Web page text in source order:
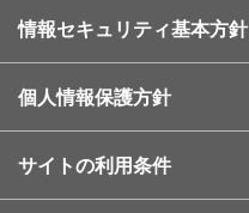
情報セキュリティ基本方針
個人情報保護方針
サイトの利用条件